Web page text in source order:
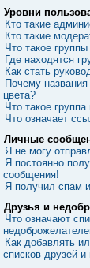
Уровни
Кто такие
Кто такие
Что такое
Где находятся
Как стать
Почему
цвета?
Что такое
Что означает
Личные
Я не могу
Я постоянно
сообщения!
Я получил спам
Друзья и
Что означают
Как добавлять
списков друзей